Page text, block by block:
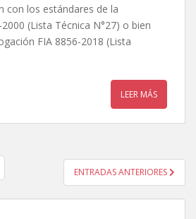
con los estándares de la
(Lista Técnica N°27) o bien
FIA 8856-2018 (Lista
LEER MÁS
ENTRADAS ANTERIORES